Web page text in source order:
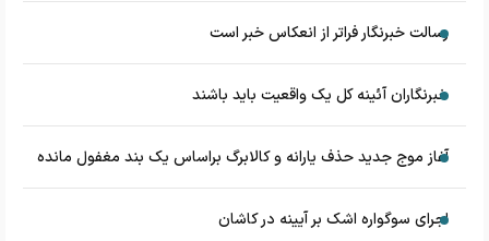
رسالت خبرنگار فراتر از انعکاس خبر است
خبرنگاران آئینه کل یک واقعیت باید باشند
آغاز موج جدید حذف یارانه و کالابرگ براساس یک بند مغفول مانده
اجرای سوگواره اشک بر آیینه در کاشان